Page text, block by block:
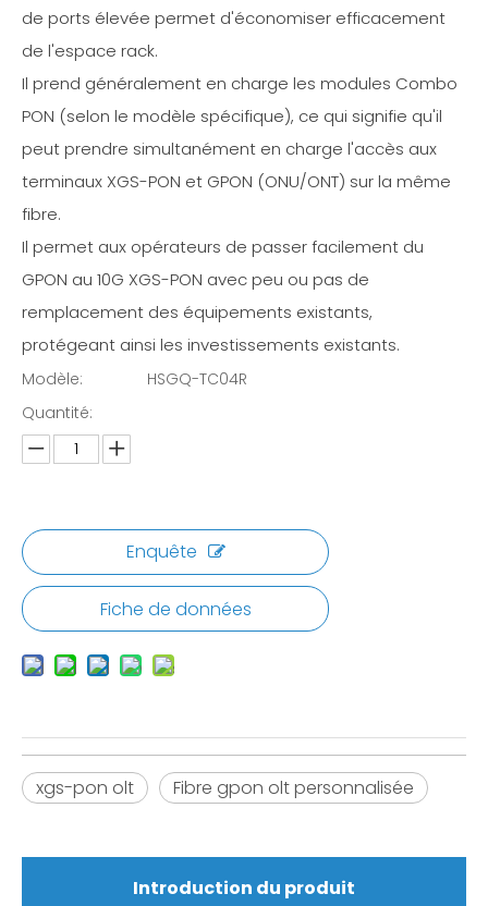
de ports élevée permet d'économiser efficacement
de l'espace rack.
Il prend généralement en charge les modules Combo
PON (selon le modèle spécifique), ce qui signifie qu'il
peut prendre simultanément en charge l'accès aux
terminaux XGS-PON et GPON (ONU/ONT) sur la même
fibre.
Il permet aux opérateurs de passer facilement du
GPON au 10G XGS-PON avec peu ou pas de
remplacement des équipements existants,
protégeant ainsi les investissements existants.
Modèle:
HSGQ-TC04R
Quantité:
Enquête
Fiche de données
xgs-pon olt Fibre gpon olt personnalisée
Introduction du produit